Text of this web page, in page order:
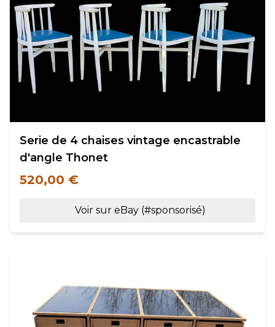
Serie de 4 chaises vintage encastrable
d'angle Thonet
520,00 €
Voir sur eBay (#sponsorisé)